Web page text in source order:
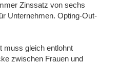
Zinssatz von sechs
Unternehmen. Opting-Out-
muss gleich entlohnt
zwischen Frauen und